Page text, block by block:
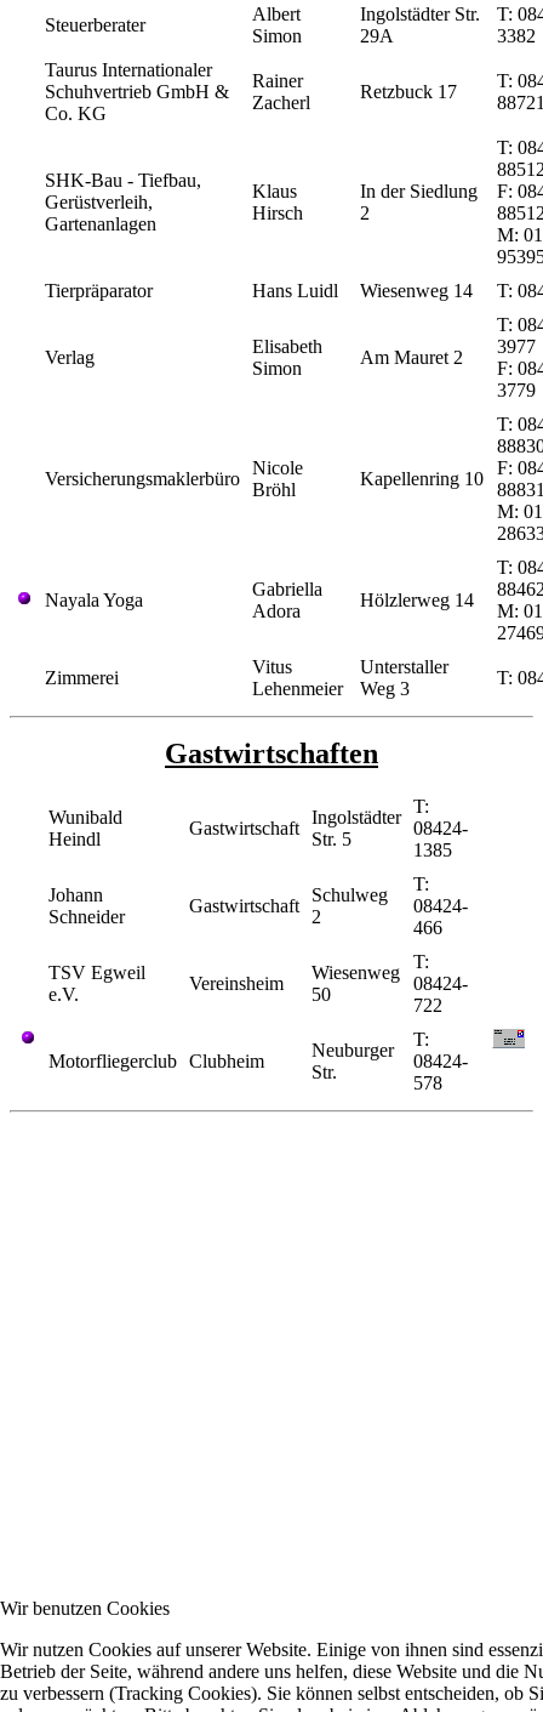
Steuerberater
Albert
Simon
Ingolstädter Str.
29A
T:
3382
Taurus Internationaler
Schuhvertrieb GmbH &
Co. KG
Rainer
Zacherl
Retzbuck 17
T:
SHK-Bau - Tiefbau,
Gerüstverleih,
Gartenanlagen
Klaus
Hirsch
In der Siedlung
2
T:
F:
M:
Tierpräparator
Hans Luidl Wiesenweg 14 T:
Verlag
Elisabeth
Simon
Am Mauret 2
T:
3977
F:
3779
Versicherungsmaklerbüro
Nicole
Bröhl
Kapellenring 10
T:
F:
M:
Nayala Yoga
Gabriella
Adora
Hölzlerweg 14
T:
M:
Zimmerei
Vitus
Lehenmeier
Unterstaller
Weg 3
T:
Gastwirtschaften
Wunibald
Heindl
Gastwirtschaft
Ingolstädter
Str. 5
T:
08424-
1385
Johann
Schneider
Gastwirtschaft
Schulweg
2
T:
08424-
466
TSV Egweil
e.V.
Vereinsheim
Wiesenweg
50
T:
08424-
722
Motorfliegerclub Clubheim
Neuburger
Str.
T:
08424-
578
Wir benutzen Cookies
Wir nutzen Cookies auf unserer Website. Einige von ihnen sind
Betrieb der Seite, während andere uns helfen, diese Website und die
zu verbessern (Tracking Cookies). Sie können selbst entscheiden, ob